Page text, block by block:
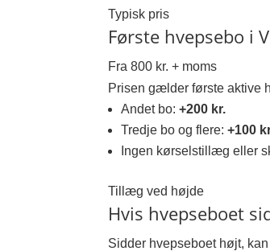
Typisk pris
Første hvepsebo i
Fra 800 kr. + moms
Prisen gælder første aktive
Andet bo:+200 kr.
Tredje bo og flere:+100
Ingen kørselstillæg eller
Tillæg ved højde
Hvis hvepseboet
Sidder hvepseboet højt,